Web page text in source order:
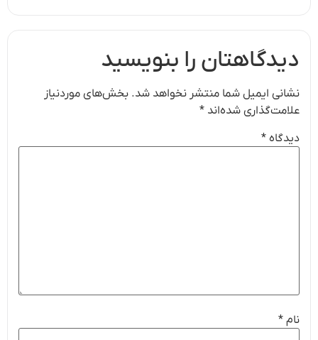
دیدگاهتان را بنویسید
نشانی ایمیل شما منتشر نخواهد شد. بخش‌های موردنیاز
علامت‌گذاری شده‌اند *
دیدگاه *
نام *